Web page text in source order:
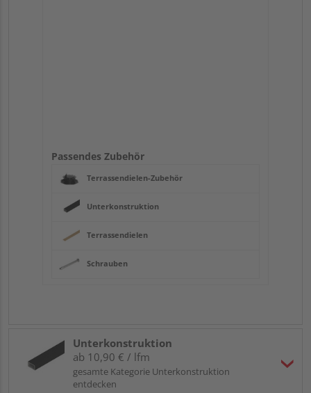
Passendes Zubehör
Terrassendielen-Zubehör
Unterkonstruktion
Terrassendielen
Schrauben
Unterkonstruktion
ab 10,90 € / lfm
gesamte Kategorie Unterkonstruktion
entdecken